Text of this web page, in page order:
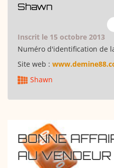
Shawn
Inscrit le 15 octobre 2013
Numéro d'identification de
Site web :
Shawn
BONNE
AU VENDEUR